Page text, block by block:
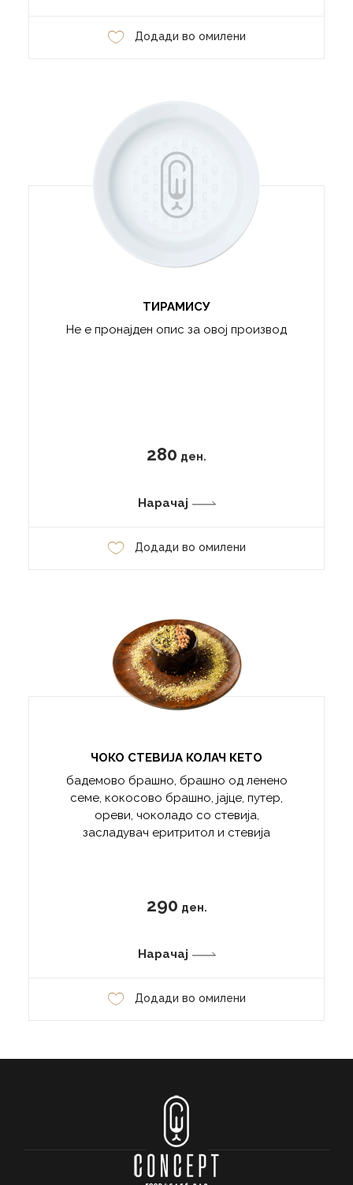
Додади во омилени
ТИРАМИСУ
Не е пронајден опис за овој производ
280 ден.
Нарачај
Додади во омилени
ЧОКО СТЕВИЈА КОЛАЧ КЕТО
бадемово брашно, брашно од ленено
семе, кокосово брашно, јајце, путер,
ореви, чоколадо со стевија,
засладувач еритритол и стевија
290 ден.
Нарачај
Додади во омилени